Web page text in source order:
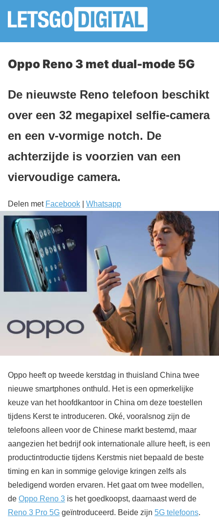
Oppo Reno 3 met dual-mode 5G
De nieuwste Reno telefoon beschikt
over een 32 megapixel selfie-camera
en een v-vormige notch. De
achterzijde is voorzien van een
viervoudige camera.
Delen met Facebook Whatsapp
Oppo heeft op tweede kerstdag in thuisland China twee
nieuwe smartphones onthuld. Het is een opmerkelijke
keuze van het hoofdkantoor in China om deze toestellen
tijdens Kerst te introduceren. Oké, vooralsnog zijn de
telefoons alleen voor de Chinese markt bestemd, maar
aangezien het bedrijf ook internationale allure heeft, is een
productintroductie tijdens Kerstmis niet bepaald de beste
timing en kan in sommige gelovige kringen zelfs als
beledigend worden ervaren. Het gaat om twee modellen,
de Oppo Reno 3 is het goedkoopst, daarnaast werd de
Reno 3 Pro 5G geïntroduceerd. Beide zijn 5G telefoons.